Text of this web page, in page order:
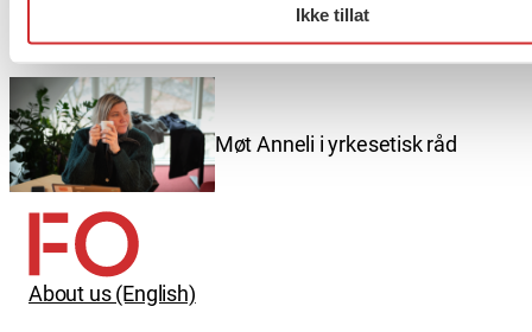
Ikke tillat
Drammen?
Møt Anneli i yrkesetisk råd
About us (English)